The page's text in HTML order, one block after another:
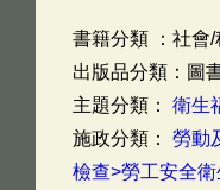
書籍分類 ：社會/
出版品分類：圖
主題分類： 衛生
施政分類： 勞動
檢查>勞工安全衛